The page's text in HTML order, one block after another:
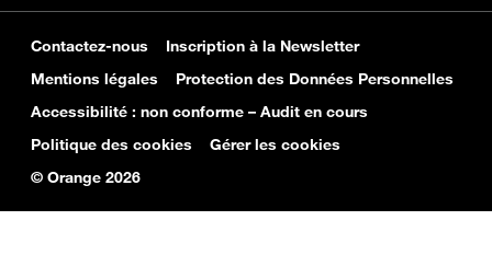
Contactez-nous
Inscription à la Newsletter
Mentions légales
Protection des Données Personnelles
Accessibilité : non conforme – Audit en cours
Politique des cookies
Gérer les cookies
© Orange 2026